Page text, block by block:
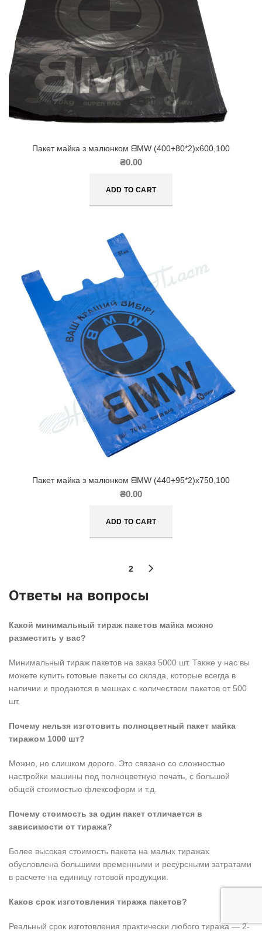
Пакет майка з малюнком ᗺMW (400+80*2)х600,100
₴0.00
ADD TO CART
Пакет майка з малюнком ᗺMW (440+95*2)х750,100
₴0.00
ADD TO CART
2
Ответы на вопросы
Какой минимальный тираж пакетов майка можно
разместить у вас?
Минимальный тираж пакетов на заказ 5000 шт. Также у нас вы
можете купить готовые пакеты со склада, которые всегда в
наличии и продаются в мешках с количеством пакетов от 500
шт.
Почему нельзя изготовить полноцветный пакет майка
тиражом 1000 шт?
Можно, но слишком дорого. Это связано со сложностью
настройки машины под полноцветную печать, с большой
общей стоимостью флексоформ и т.д.
Почему стоимость за один пакет отличается в
зависимости от тиража?
Более высокая стоимость пакета на малых тиражах
обусловлена большими временными и ресурсными затратами
в расчете на единицу готовой продукции.
Каков срок изготовления тиража пакетов?
Реальный срок изготовления практически любого тиража — 2-